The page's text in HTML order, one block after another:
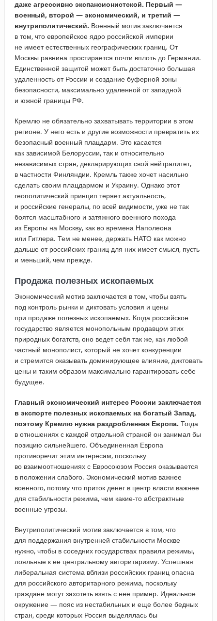
даже агрессивно экспансионистской. Первый —
военный, второй — экономический, и третий —
внутриполитический. Военный мотив заключается
в том, что европейское ядро российской империи
не имеет естественных географических границ. От
Москвы равнина простирается почти вплоть до Германии.
Единственной защитой может быть достаточно большая
удаленность от России и создание буферной зоны
безопасности, максимально удаленной от западной
и южной границы РФ.
Кремлю не обязательно захватывать территории в этом
регионе. У него есть и другие возможности превратить их
безопасный военный плацдарм. Это касается
как зависимой Белоруссии, так и относительно
независимых стран, декларирующих свой нейтралитет,
в частности Финляндии. Кремль также хочет насильно
сделать своим плацдармом и Украину. Однако этот
геополитический принцип теряет актуальность,
и российские генералы, по всей видимости, уже не так
боятся масштабного и затяжного военного похода
из Европы на Москву, как во времена Наполеона
или Гитлера. Тем не менее, держать НАТО как можно
дальше от российских границ для них имеет смысл, пусть
и меньший, чем прежде.
Продажа полезных ископаемых
Экономический мотив заключается в том, чтобы взять
под контроль рынки и диктовать условия и цены
при продаже полезных ископаемых. Когда российское
государство является монопольным продавцом этих
природных богатств, оно ведет себя так же, как любой
частный монополист, который не хочет конкуренции
и стремится оказывать доминирующее влияние, диктовать
цены и таким образом максимально гарантировать себе
будущее.
Главный экономический интерес России заключается
в экспорте полезных ископаемых на богатый Запад,
поэтому Кремлю нужна раздробленная Европа. Тогда
в отношениях с каждой отдельной страной он занимал бы
позицию сильнейшего. Объединенная Европа
противоречит этим интересам, поскольку
во взаимоотношениях с Евросоюзом Россия оказывается
в положении слабого. Экономический мотив важнее
военного, потому что приток денег в центр власти важнее
для стабильности режима, чем какие-то абстрактные
военные угрозы.
Внутриполитический мотив заключается в том, что
для поддержания внутренней стабильности Москве
нужно, чтобы в соседних государствах правили режимы,
лояльные к ее центральному авторитаризму. Успешная
либеральная система вблизи российских границ опасна
для российского авторитарного режима, поскольку
граждане могут захотеть взять с нее пример. Идеальное
окружение — пояс из нестабильных и еще более бедных
стран, среди которых Россия выделялась бы